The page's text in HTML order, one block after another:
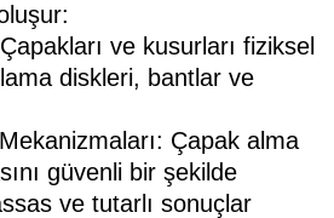
ve kusurları fiziksel
diskleri, bantlar ve
Çapak alma
güvenli bir şekilde
ve tutarlı sonuçlar